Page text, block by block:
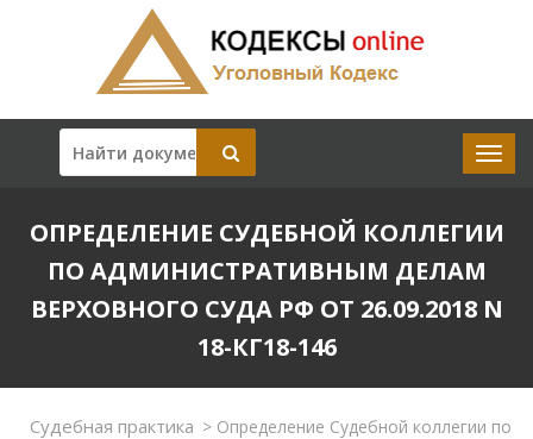
ОПРЕДЕЛЕНИЕ СУДЕБНОЙ КОЛЛЕГИИ
ПО АДМИНИСТРАТИВНЫМ ДЕЛАМ
ВЕРХОВНОГО СУДА РФ ОТ 26.09.2018 N
18-КГ18-146
Судебная практика > Определение Судебной коллегии по